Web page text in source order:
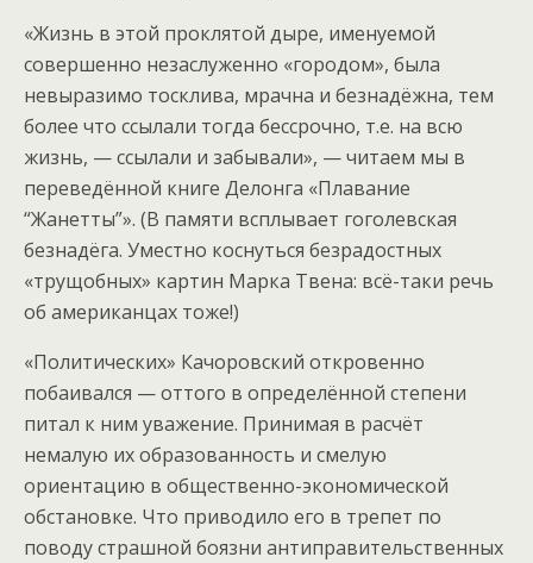
«Жизнь в этой проклятой дыре, именуемой
совершенно незаслуженно «городом», была
невыразимо тосклива, мрачна и безнадёжна, тем
более что ссылали тогда бессрочно, т.е. на всю
жизнь, — ссылали и забывали», — читаем мы в
переведённой книге Делонга «Плавание
“Жанетты”». (В памяти всплывает гоголевская
безнадёга. Уместно коснуться безрадостных
«трущобных» картин Марка Твена: всё-таки речь
об американцах тоже!)
«Политических» Качоровский откровенно
побаивался — оттого в определённой степени
питал к ним уважение. Принимая в расчёт
немалую их образованность и смелую
ориентацию в общественно-экономической
обстановке. Что приводило его в трепет по
поводу страшной боязни антиправительственных